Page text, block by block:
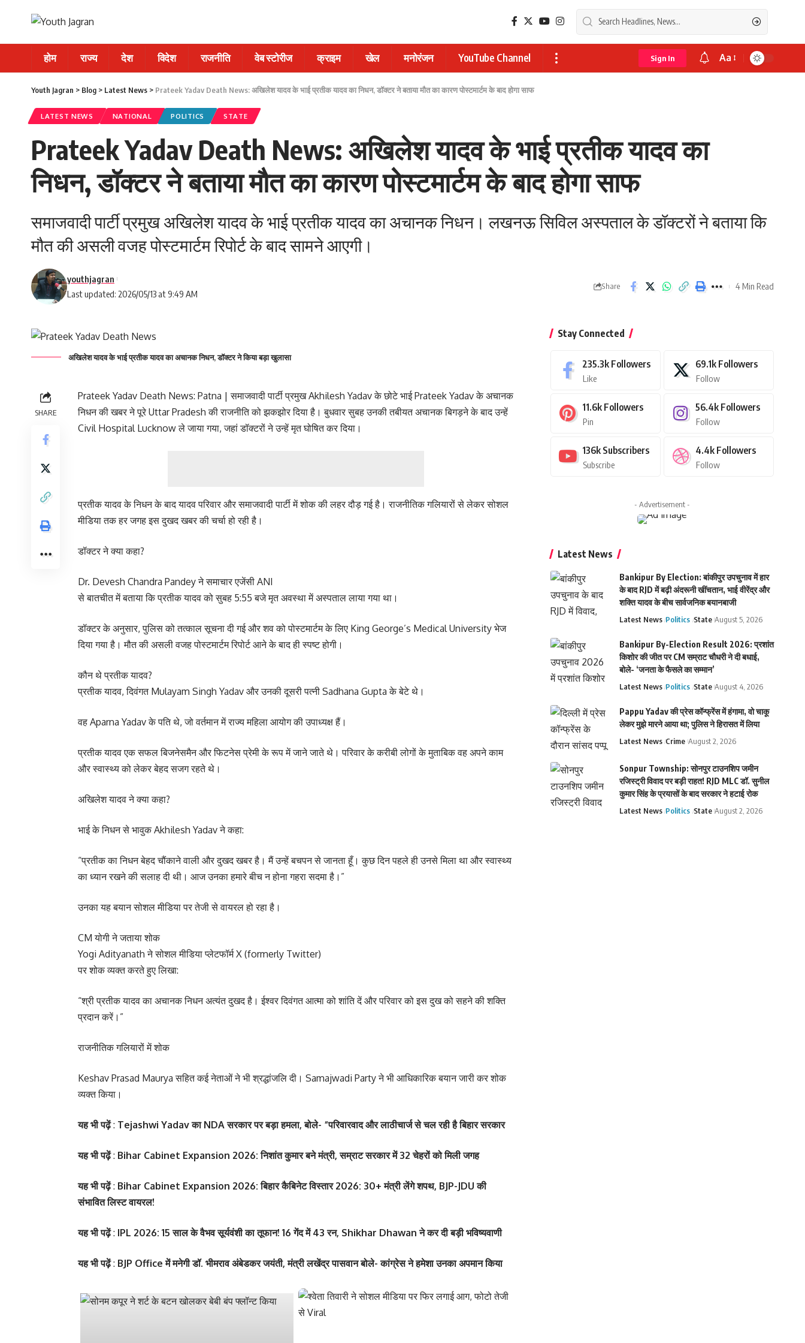
होम राज्य देश विदेश राजनीति वेब स्टोरीज क्राइम खेल मनोरंजन YouTube Channel Sign In
Font
Aa
Youth Jagran > Blog > Latest News > Prateek Yadav Death News: अखिलेश यादव के भाई प्रतीक यादव का निधन, डॉक्टर ने बताया मौत का कारण पोस्टमार्टम के बाद होगा साफ
LATEST NEWS NATIONAL POLITICS STATE
Prateek Yadav Death News: अखिलेश यादव के भाई प्रतीक यादव का
निधन, डॉक्टर ने बताया मौत का कारण पोस्टमार्टम के बाद होगा साफ
समाजवादी पार्टी प्रमुख अखिलेश यादव के भाई प्रतीक यादव का अचानक निधन। लखनऊ सिविल अस्पताल के डॉक्टरों ने बताया कि
मौत की असली वजह पोस्टमार्टम रिपोर्ट के बाद सामने आएगी।
Last updated: 2026/05/13 at 9:49 AM
youthjagran
Share 4 Min Read
अखिलेश यादव के भाई प्रतीक यादव का अचानक निधन, डॉक्टर ने किया बड़ा खुलासा
SHARE
Prateek Yadav Death News: Patna | समाजवादी पार्टी प्रमुख Akhilesh Yadav के छोटे भाई Prateek Yadav के अचानक
निधन की खबर ने पूरे Uttar Pradesh की राजनीति को झकझोर दिया है। बुधवार सुबह उनकी तबीयत अचानक बिगड़ने के बाद उन्हें
Civil Hospital Lucknow ले जाया गया, जहां डॉक्टरों ने उन्हें मृत घोषित कर दिया।
प्रतीक यादव के निधन के बाद यादव परिवार और समाजवादी पार्टी में शोक की लहर दौड़ गई है। राजनीतिक गलियारों से लेकर सोशल
मीडिया तक हर जगह इस दुखद खबर की चर्चा हो रही है।
डॉक्टर ने क्या कहा?
Dr. Devesh Chandra Pandey ने समाचार एजेंसी ANI
से बातचीत में बताया कि प्रतीक यादव को सुबह 5:55 बजे मृत अवस्था में अस्पताल लाया गया था।
डॉक्टर के अनुसार, पुलिस को तत्काल सूचना दी गई और शव को पोस्टमार्टम के लिए King George’s Medical University भेज
दिया गया है। मौत की असली वजह पोस्टमार्टम रिपोर्ट आने के बाद ही स्पष्ट होगी।
कौन थे प्रतीक यादव?
प्रतीक यादव, दिवंगत Mulayam Singh Yadav और उनकी दूसरी पत्नी Sadhana Gupta के बेटे थे।
वह Aparna Yadav के पति थे, जो वर्तमान में राज्य महिला आयोग की उपाध्यक्ष हैं।
प्रतीक यादव एक सफल बिजनेसमैन और फिटनेस प्रेमी के रूप में जाने जाते थे। परिवार के करीबी लोगों के मुताबिक वह अपने काम
और स्वास्थ्य को लेकर बेहद सजग रहते थे।
अखिलेश यादव ने क्या कहा?
भाई के निधन से भावुक Akhilesh Yadav ने कहा:
“प्रतीक का निधन बेहद चौंकाने वाली और दुखद खबर है। मैं उन्हें बचपन से जानता हूँ। कुछ दिन पहले ही उनसे मिला था और स्वास्थ्य
का ध्यान रखने की सलाह दी थी। आज उनका हमारे बीच न होना गहरा सदमा है।”
उनका यह बयान सोशल मीडिया पर तेजी से वायरल हो रहा है।
CM योगी ने जताया शोक
Yogi Adityanath ने सोशल मीडिया प्लेटफॉर्म X (formerly Twitter)
पर शोक व्यक्त करते हुए लिखा:
“श्री प्रतीक यादव का अचानक निधन अत्यंत दुखद है। ईश्वर दिवंगत आत्मा को शांति दें और परिवार को इस दुख को सहने की शक्ति
प्रदान करें।”
राजनीतिक गलियारों में शोक
Keshav Prasad Maurya सहित कई नेताओं ने भी श्रद्धांजलि दी। Samajwadi Party ने भी आधिकारिक बयान जारी कर शोक
व्यक्त किया।
यह भी पढ़ें: Tejashwi Yadav का NDA सरकार पर बड़ा हमला, बोले- “परिवारवाद और लाठीचार्ज से चल रही है बिहार सरकार
यह भी पढ़ें: Bihar Cabinet Expansion 2026: निशांत कुमार बने मंत्री, सम्राट सरकार में 32 चेहरों को मिली जगह
यह भी पढ़ें: Bihar Cabinet Expansion 2026: बिहार कैबिनेट विस्तार 2026: 30+ मंत्री लेंगे शपथ, BJP-JDU की
संभावित लिस्ट वायरल!
यह भी पढ़ें: IPL 2026: 15 साल के वैभव सूर्यवंशी का तूफान! 16 गेंद में 43 रन, Shikhar Dhawan ने कर दी बड़ी भविष्यवाणी
यह भी पढ़ें: BJP Office में मनेगी डॉ. भीमराव अंबेडकर जयंती, मंत्री लखेंद्र पासवान बोले- कांग्रेस ने हमेशा उनका अपमान किया
Stay Connected
235.3k Followers
Like
69.1k Followers
Follow
11.6k Followers
Pin
56.4k Followers
Follow
136k Subscribers
Subscribe
4.4k Followers
Follow
- Advertisement -
Latest News
Bankipur By Election: बांकीपुर उपचुनाव में हार
के बाद RJD में बढ़ी अंदरूनी खींचतान, भाई वीरेंद्र और
शक्ति यादव के बीच सार्वजनिक बयानबाजी
Latest News Politics State August 5, 2026
Bankipur By-Election Result 2026: प्रशांत
किशोर की जीत पर CM सम्राट चौधरी ने दी बधाई,
बोले- ‘जनता के फैसले का सम्मान’
Latest News Politics State August 4, 2026
Pappu Yadav की प्रेस कॉन्फ्रेंस में हंगामा, वो चाकू
लेकर मुझे मारने आया था; पुलिस ने हिरासत में लिया
Latest News Crime August 2, 2026
Sonpur Township: सोनपुर टाउनशिप जमीन
रजिस्ट्री विवाद पर बड़ी राहत! RJD MLC डॉ. सुनील
कुमार सिंह के प्रयासों के बाद सरकार ने हटाई रोक
Latest News Politics State August 2, 2026